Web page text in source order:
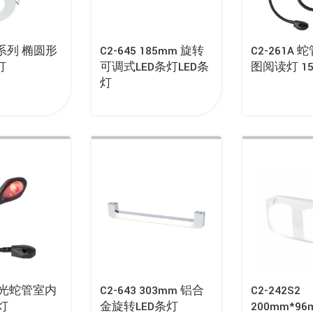
列 椭圆形
C2-645 185mm 旋转
可调式LED条灯LED条
灯
C2-261A
图阅读灯
蛇管室内
C2-643 303mm 铝合
金旋转LED条灯
C2-242S2